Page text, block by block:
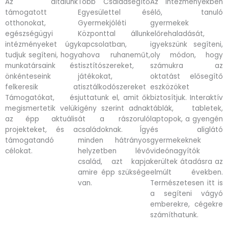
támogatott
otthonokat,
egészségügyi
intézményeket úgy
tudjuk segíteni, hogy
munkatársaink és
önkénteseink
felkeresik a
Támogatókat, és
megismertetik velük
az épp aktuális
projekteket, és a
támogatandó
célokat.
Egyesülettel és
Gyermekjóléti
Központtal állunk
kapcsolatban,
ahova ruhaneműt,
tisztítószereket,
játékokat,
tisztálkodószereket
juttatunk el, amit ők
igény szerint adnak
át a rászoruló
családoknak. Így
minden hátrányos
helyzetben lévő
család, azt kapja
amire épp szüksége
van.
élő, tanuló
gyermekek
előrehaladását,
igyekszünk segíteni,
oly módon, hogy
számukra az
oktatást elősegítő
eszközöket
biztosítjuk. Interaktív
táblák, tabletek,
laptopok, a gyengén
és aliglátó
gyermekeknek
videónagyítók
kerültek átadásra az
elmúlt években.
Természetesen itt is
a segíteni vágyó
emberekre, cégekre
számíthatunk.